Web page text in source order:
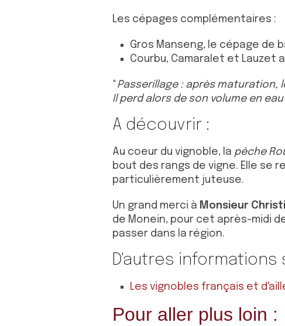
Les cépages complémentaires :
Gros Manseng, le cépage de
Courbu, Camaralet et
*Passerillage : après maturation,
Il perd alors de son volume en
A découvrir :
Au coeur du vignoble, la pêche
bout des rangs de vigne. Elle se
particulièrement juteuse.
Un grand merci à Monsieur
de Monein, pour cet après-midi
passer dans la région.
D'autres
Les vignobles français et
Pour aller plus loin :